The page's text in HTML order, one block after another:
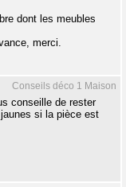
dont les meubles
merci.
Conseils déco 1 Maison
conseille de rester
si la pièce est